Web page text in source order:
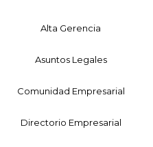
Alta Gerencia
Asuntos Legales
Comunidad Empresarial
Directorio Empresarial